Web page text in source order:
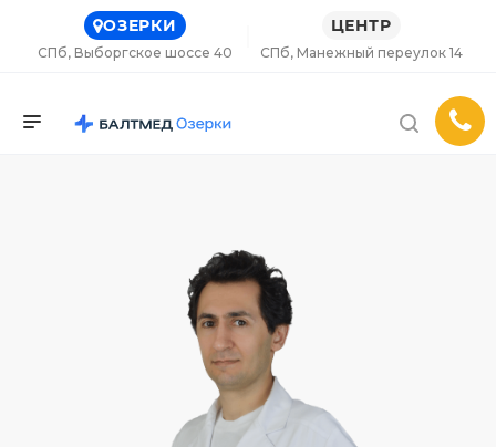
ОЗЕРКИ
СПб, Выборгское шоссе 40
ЦЕНТР
СПб, Манежный переулок 14